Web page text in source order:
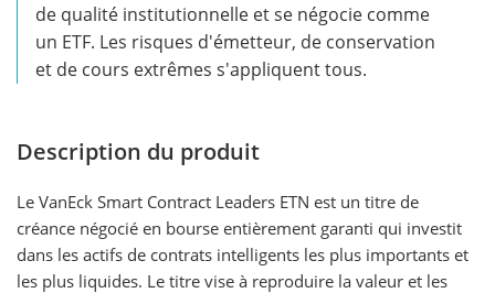
de qualité institutionnelle et se négocie comme
un ETF. Les risques d'émetteur, de conservation
et de cours extrêmes s'appliquent tous.
Description du produit
Le VanEck Smart Contract Leaders ETN est un titre de
créance négocié en bourse entièrement garanti qui investit
dans les actifs de contrats intelligents les plus importants et
les plus liquides. Le titre vise à reproduire la valeur et les